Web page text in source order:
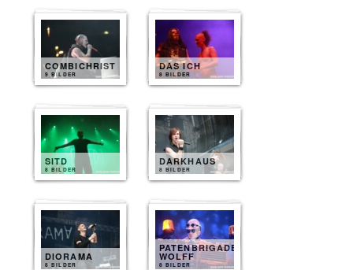
COMBICHRIST
9 BILDER
DAS ICH
8 BILDER
SITD
8 BILDER
DARKHAUS
8 BILDER
DIORAMA
8 BILDER
PATENBRIGADE
WOLFF
8 BILDER